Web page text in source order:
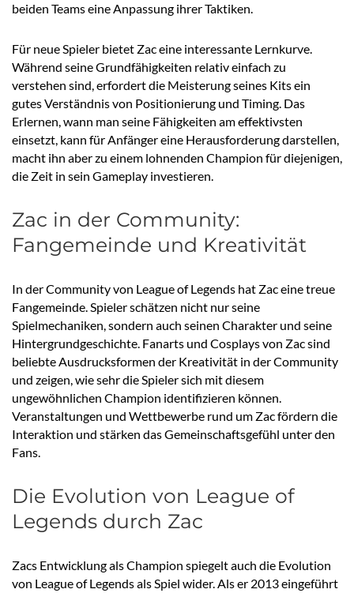
beiden Teams eine Anpassung ihrer Taktiken.
Für neue Spieler bietet Zac eine interessante Lernkurve.
Während seine Grundfähigkeiten relativ einfach zu
verstehen sind, erfordert die Meisterung seines Kits ein
gutes Verständnis von Positionierung und Timing. Das
Erlernen, wann man seine Fähigkeiten am effektivsten
einsetzt, kann für Anfänger eine Herausforderung darstellen,
macht ihn aber zu einem lohnenden Champion für diejenigen,
die Zeit in sein Gameplay investieren.
Zac in der Community:
Fangemeinde und Kreativität
In der Community von League of Legends hat Zac eine treue
Fangemeinde. Spieler schätzen nicht nur seine
Spielmechaniken, sondern auch seinen Charakter und seine
Hintergrundgeschichte. Fanarts und Cosplays von Zac sind
beliebte Ausdrucksformen der Kreativität in der Community
und zeigen, wie sehr die Spieler sich mit diesem
ungewöhnlichen Champion identifizieren können.
Veranstaltungen und Wettbewerbe rund um Zac fördern die
Interaktion und stärken das Gemeinschaftsgefühl unter den
Fans.
Die Evolution von League of
Legends durch Zac
Zacs Entwicklung als Champion spiegelt auch die Evolution
von League of Legends als Spiel wider. Als er 2013 eingeführt